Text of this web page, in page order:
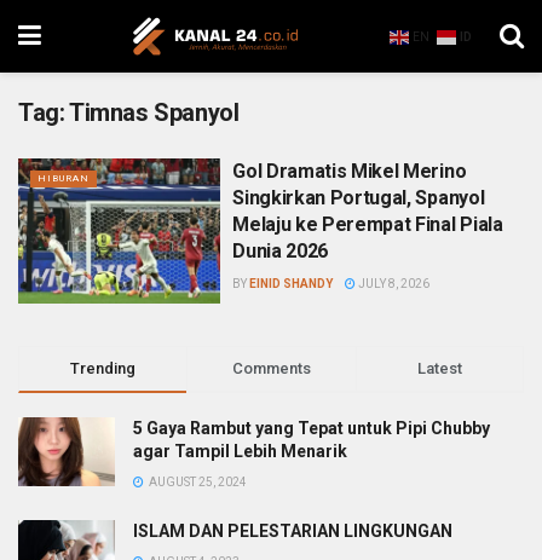
EN ID
Tag:Timnas Spanyol
HIBURAN
Gol Dramatis Mikel Merino
Singkirkan Portugal, Spanyol
Melaju ke Perempat Final Piala
Dunia 2026
BY EINID SHANDY JULY 8, 2026
Trending Comments Latest
5 Gaya Rambut yang Tepat untuk Pipi Chubby
agar Tampil Lebih Menarik
AUGUST 25, 2024
ISLAM DAN PELESTARIAN LINGKUNGAN